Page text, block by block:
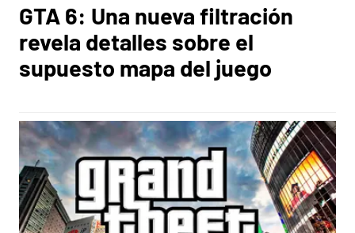
GTA 6: Una nueva filtración
revela detalles sobre el
supuesto mapa del juego